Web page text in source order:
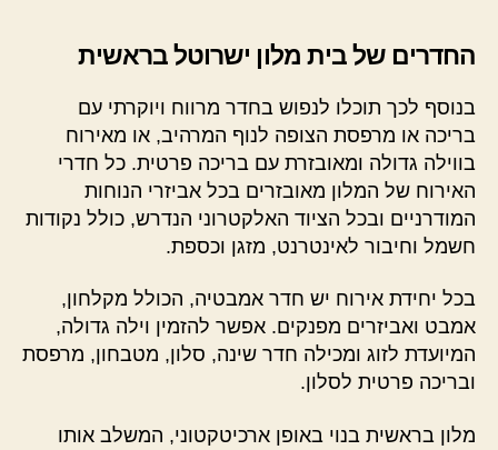
החדרים של בית מלון ישרוטל בראשית
בנוסף לכך תוכלו לנפוש בחדר מרווח ויוקרתי עם
בריכה או מרפסת הצופה לנוף המרהיב, או מאירוח
בווילה גדולה ומאובזרת עם בריכה פרטית. כל חדרי
האירוח של המלון מאובזרים בכל אביזרי הנוחות
המודרניים ובכל הציוד האלקטרוני הנדרש, כולל נקודות
חשמל וחיבור לאינטרנט, מזגן וכספת.
בכל יחידת אירוח יש חדר אמבטיה, הכולל מקלחון,
אמבט ואביזרים מפנקים. אפשר להזמין וילה גדולה,
המיועדת לזוג ומכילה חדר שינה, סלון, מטבחון, מרפסת
ובריכה פרטית לסלון.
מלון בראשית בנוי באופן ארכיטקטוני, המשלב אותו